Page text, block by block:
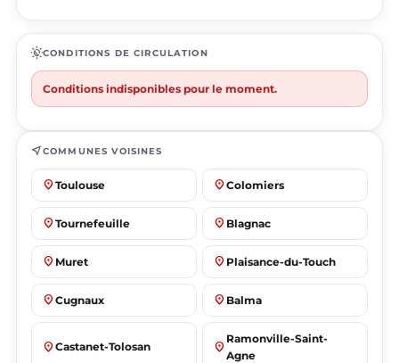
routineCONDITIONS DE CIRCULATION
Conditions indisponibles pour le moment.
near_meCOMMUNES VOISINES
place Toulouse place Colomiers
place Tournefeuille place Blagnac
place Muret place Plaisance-du-Touch
place Cugnaux place Balma
place Castanet-Tolosan place
Ramonville-Saint-
Agne